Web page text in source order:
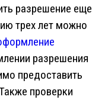
разрешение еще
трех лет можно
разрешения
предоставить
проверки